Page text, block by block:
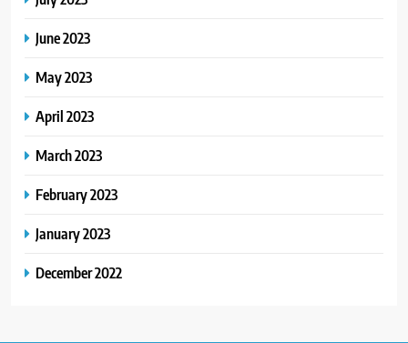
June 2023
May 2023
April 2023
March 2023
February 2023
January 2023
December 2022